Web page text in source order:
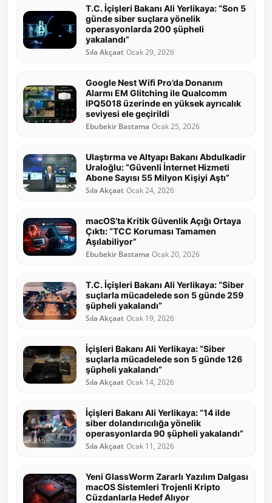
T.C. İçişleri Bakanı Ali Yerlikaya: “Son 5
günde siber suçlara yönelik
operasyonlarda 200 şüpheli
yakalandı”
Sıla Akçaat Ocak 29, 2026
Google Nest Wifi Pro’da Donanım
Alarmı EM Glitching ile Qualcomm
IPQ5018 üzerinde en yüksek ayrıcalık
seviyesi ele geçirildi
Ebubekir Bastama Ocak 25, 2026
Ulaştırma ve Altyapı Bakanı Abdulkadir
Uraloğlu: “Güvenli İnternet Hizmeti
Abone Sayısı 55 Milyon Kişiyi Aştı”
Sıla Akçaat Ocak 24, 2026
macOS’ta Kritik Güvenlik Açığı Ortaya
Çıktı: “TCC Koruması Tamamen
Aşılabiliyor”
Ebubekir Bastama Ocak 20, 2026
T.C. İçişleri Bakanı Ali Yerlikaya: “Siber
suçlarla mücadelede son 5 günde 259
şüpheli yakalandı”
Sıla Akçaat Ocak 19, 2026
İçişleri Bakanı Ali Yerlikaya: “Siber
suçlarla mücadelede son 5 günde 126
şüpheli yakalandı”
Sıla Akçaat Ocak 14, 2026
İçişleri Bakanı Ali Yerlikaya: “14 ilde
siber dolandırıcılığa yönelik
operasyonlarda 90 şüpheli yakalandı”
Sıla Akçaat Ocak 11, 2026
Yeni GlassWorm Zararlı Yazılım Dalgası
macOS Sistemleri Trojenli Kripto
Cüzdanlarla Hedef Alıyor